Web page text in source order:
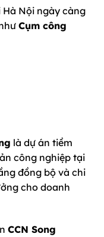
Nội ngày càng
Cụm công
là dự án tiềm
công nghiệp tại
đồng bộ và chi
cho doanh
CCN Song